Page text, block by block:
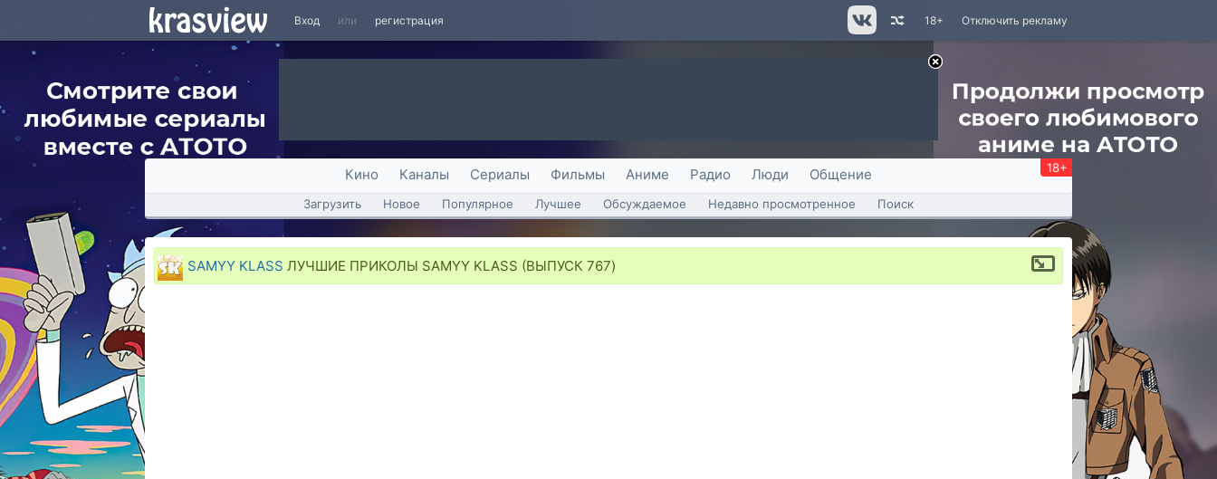
Вход или регистрация Отключить рекламу
18+
Кино Каналы Сериалы Фильмы Аниме Радио Люди Общение 18+
Загрузить Новое Популярное Лучшее Обсуждаемое Недавно просмотренное Поиск
SAMYY KLASS ЛУЧШИЕ ПРИКОЛЫ SAMYY KLASS (ВЫПУСК 767)